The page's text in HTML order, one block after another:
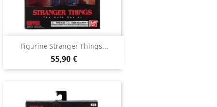
Figurine Stranger Things...
55,90 €